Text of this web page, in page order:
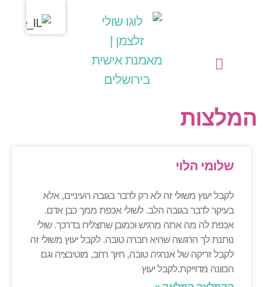
המלצות
שלומי הלוי
לקבל יעוץ משולי זה לא רק לדבר בגובה העיניים, אלא
בעיקר לדבר בגובה הלב. לשולי אכפת ממך כבן אדם.
אכפת לה מה אתה מרגיש וכמובן שתצליח בדרכך. שולי
נותנת לך הרגשה שהיא חברה טובה. לקבל יעוץ משולי זה
לקבל זריקה של אנרגיה טובה, חיוך רחב, מוטיבציה וגם
הכוונה מדוייקת.לקבל יעוץ